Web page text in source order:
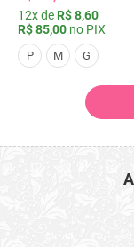
12x de R$ 8,60
R$ 85,00 no PIX
P M G